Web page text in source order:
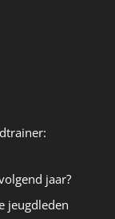
jaar?
jeugdleden